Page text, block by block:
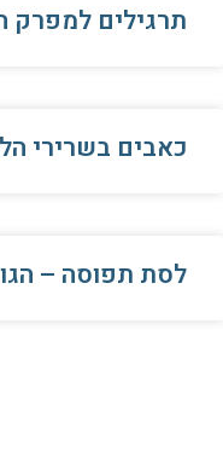
תרגילים למפרק
כאבים בשרירי
לסת תפוסה –